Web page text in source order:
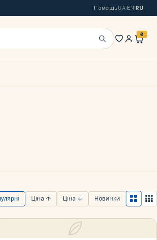
ПомощьUA|EN|RU
Искать
0
Ціна ↑ Ціна ↓ Новинки